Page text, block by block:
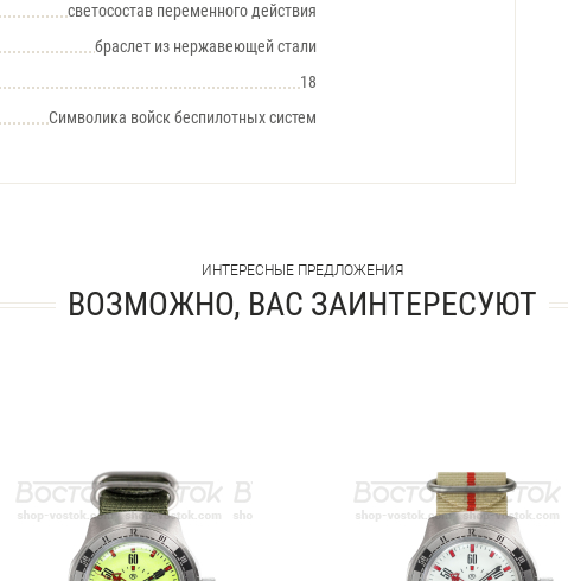
светосостав переменного действия
браслет из нержавеющей стали
18
Символика войск беспилотных систем
ИНТЕРЕСНЫЕ ПРЕДЛОЖЕНИЯ
ВОЗМОЖНО, ВАС ЗАИНТЕРЕСУЮТ